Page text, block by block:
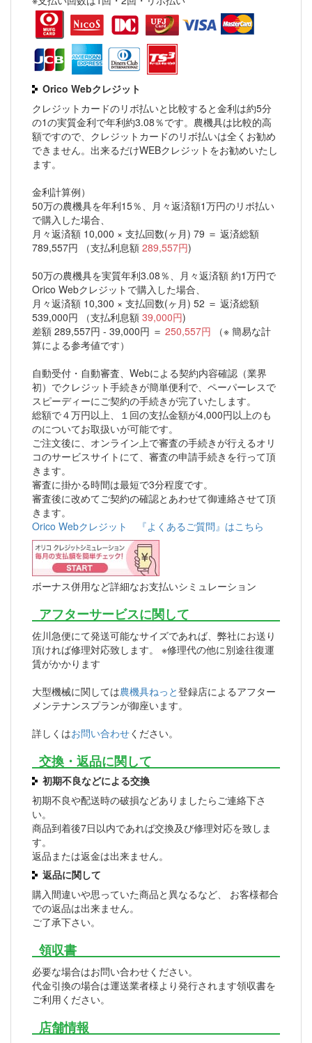
Orico Webクレジット
クレジットカードのリボ払いと比較すると金利は約5分
の1の実質金利で年利約3.08％です。農機具は比較的高
額ですので、クレジットカードのリボ払いは全くお勧め
できません。出来るだけWEBクレジットをお勧めいたし
ます。
金利計算例）
50万の農機具を年利15％、月々返済額1万円のリボ払い
で購入した場合、
月々返済額 10,000 × 支払回数(ヶ月) 79 ＝ 返済総額
789,557円 （支払利息額 289,557円)
50万の農機具を実質年利3.08％、月々返済額 約1万円で
Orico Webクレジットで購入した場合、
月々返済額 10,300 × 支払回数(ヶ月) 52 ＝ 返済総額
539,000円 （支払利息額 39,000円)
差額 289,557円 - 39,000円 ＝ 250,557円 （※ 簡易な計
算による参考値です）
自動受付・自動審査、Webによる契約内容確認（業界
初）でクレジット手続きが簡単便利で、ペーパーレスで
スピーディーにご契約の手続きが完了いたします。
総額で４万円以上、１回の支払金額が4,000円以上のも
のについてお取扱いが可能です。
ご注文後に、オンライン上で審査の手続きが行えるオリ
コのサービスサイトにて、審査の申請手続きを行って頂
きます。
審査に掛かる時間は最短で3分程度です。
審査後に改めてご契約の確認とあわせて御連絡させて頂
きます。
Orico Webクレジット 『よくあるご質問』はこちら
ボーナス併用など詳細なお支払いシミュレーション
アフターサービスに関して
佐川急便にて発送可能なサイズであれば、弊社にお送り
頂ければ修理対応致します。 ※修理代の他に別途往復運
賃がかかります
大型機械に関しては農機具ねっと登録店によるアフター
メンテナンスプランが御座います。
詳しくはお問い合わせください。
交換・返品に関して
初期不良などによる交換
初期不良や配送時の破損などありましたらご連絡下さ
い。
商品到着後7日以内であれば交換及び修理対応を致しま
す。
返品または返金は出来ません。
返品に関して
購入間違いや思っていた商品と異なるなど、 お客様都合
での返品は出来ません。
ご了承下さい。
領収書
必要な場合はお問い合わせください。
代金引換の場合は運送業者様より発行されます領収書を
ご利用ください。
店舗情報